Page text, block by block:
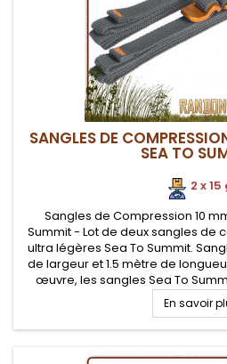
SANGLES DE
SEA TO
2 x 15
Sangles de Compression 10
Summit - Lot de deux sangles de
ultra légères Sea To Summit.
de largeur et 1.5 mètre de
œuvre, les sangles Sea To
compresser votre matériel
équipements
En savoir